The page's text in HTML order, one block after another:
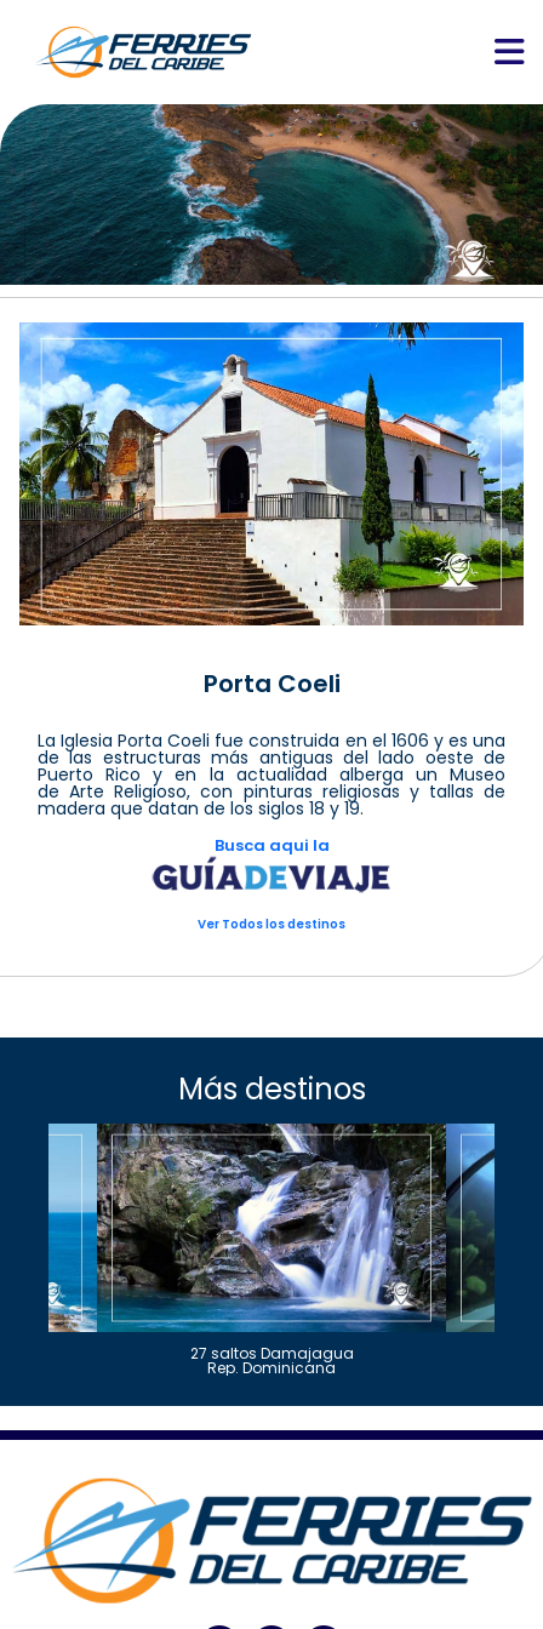
Porta Coeli
La Iglesia Porta Coeli fue construida en el 1606 y es una
de las estructuras más antiguas del lado oeste de
Puerto Rico y en la actualidad alberga un Museo
de Arte Religioso, con pinturas religiosas y tallas de
madera que datan de los siglos 18 y 19.
Busca aqui la
Ver Todos los destinos
Más destinos
27 saltos Damajagua
Rep. Dominicana